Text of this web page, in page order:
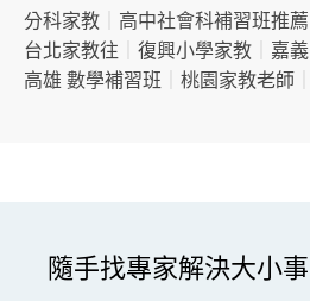
分科家教 高中社會科補習班推薦
台北家教往
復興小學家教 嘉
高雄 數學補習班
桃園家教老師
隨手找專家解決大小事